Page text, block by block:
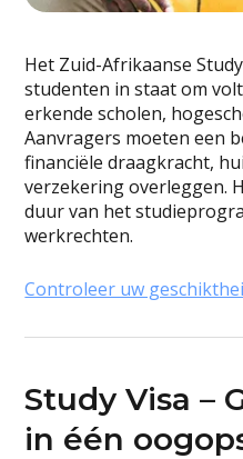
Het Zuid-Afrikaanse
studenten in staat om
erkende scholen,
Aanvragers moeten een
financiële draagkracht,
verzekering overleggen.
duur van het
werkrechten.
Controleer uw
Study Visa –
in één